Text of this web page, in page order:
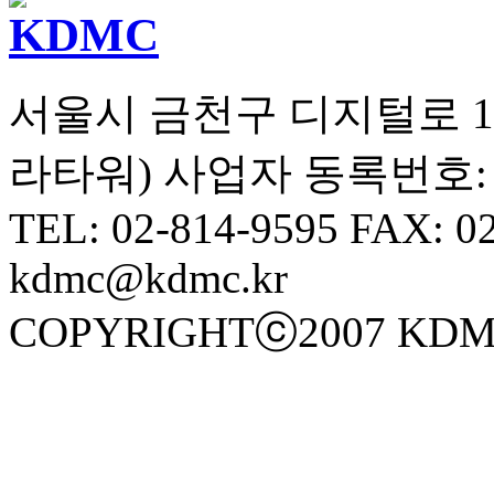
서울시 금천구 디지털로
라타워) 사업자 동록번호:
TEL: 02-814-9595 FAX:
kdmc@kdmc.kr
COPYRIGHTⓒ2007